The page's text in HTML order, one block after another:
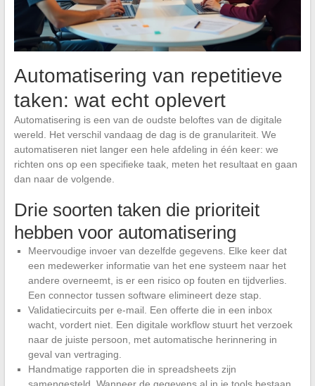
Automatisering van repetitieve
taken: wat echt oplevert
Automatisering is een van de oudste beloftes van de digitale
wereld. Het verschil vandaag de dag is de granulariteit. We
automatiseren niet langer een hele afdeling in één keer: we
richten ons op een specifieke taak, meten het resultaat en gaan
dan naar de volgende.
Drie soorten taken die prioriteit
hebben voor automatisering
Meervoudige invoer van dezelfde gegevens. Elke keer dat
een medewerker informatie van het ene systeem naar het
andere overneemt, is er een risico op fouten en tijdverlies.
Een connector tussen software elimineert deze stap.
Validatiecircuits per e-mail. Een offerte die in een inbox
wacht, vordert niet. Een digitale workflow stuurt het verzoek
naar de juiste persoon, met automatische herinnering in
geval van vertraging.
Handmatige rapporten die in spreadsheets zijn